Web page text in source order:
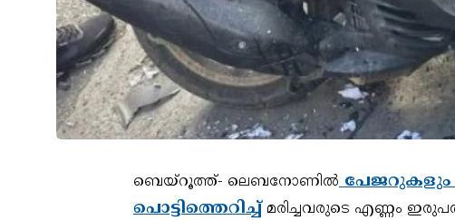
ബെയ്‌റൂത്ത്- ലെബനോണിൽ പേജറുകളും
പൊട്ടിത്തെറിച്ച്മരിച്ചവരുടെ എണ്ണം